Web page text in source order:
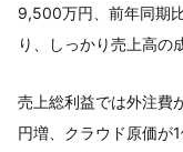
9,500万円、前年同期
り、しっかり売上高の
売上総利益では外注
円増、クラウド原価が